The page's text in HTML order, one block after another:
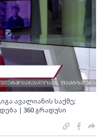
ავალიანის საქმე;
| 360 გრადუსი